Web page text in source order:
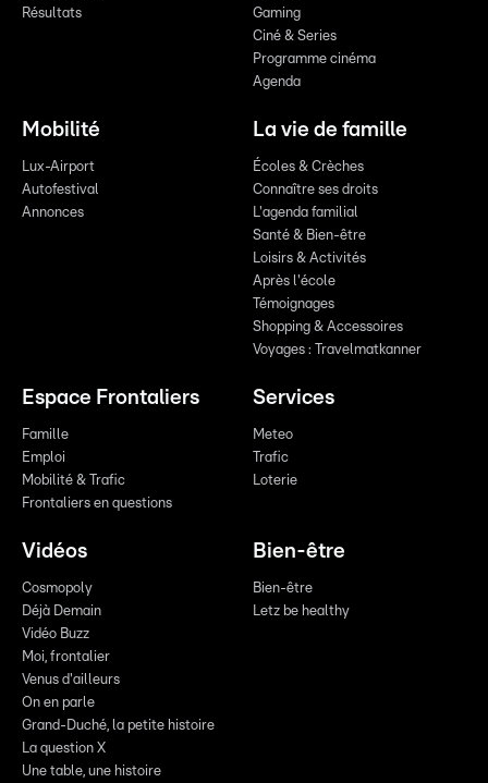
Résultats
Gaming
Ciné & Series
Programme cinéma
Agenda
Mobilité
Lux-Airport
Autofestival
Annonces
La vie de famille
Écoles & Crèches
Connaître ses droits
L'agenda familial
Santé & Bien-être
Loisirs & Activités
Après l'école
Témoignages
Shopping & Accessoires
Voyages : Travelmatkanner
Espace Frontaliers
Famille
Emploi
Mobilité & Trafic
Frontaliers en questions
Services
Meteo
Trafic
Loterie
Vidéos
Cosmopoly
Déjà Demain
Vidéo Buzz
Moi, frontalier
Venus d'ailleurs
On en parle
Grand-Duché, la petite histoire
La question X
Une table, une histoire
Bien-être
Bien-être
Letz be healthy